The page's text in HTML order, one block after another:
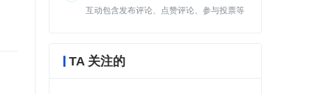
互动包含发布评论、点赞评论、参与投票等
TA 关注的